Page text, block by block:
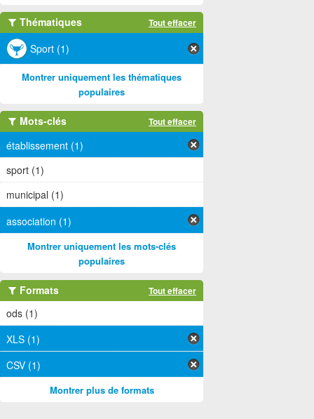
Thématiques Tout effacer
Sport (1)
Montrer uniquement les thématiques
populaires
Mots-clés Tout effacer
établissement (1)
sport (1)
municipal (1)
association (1)
Montrer uniquement les mots-clés
populaires
Formats Tout effacer
ods (1)
XLS (1)
CSV (1)
Montrer plus de formats